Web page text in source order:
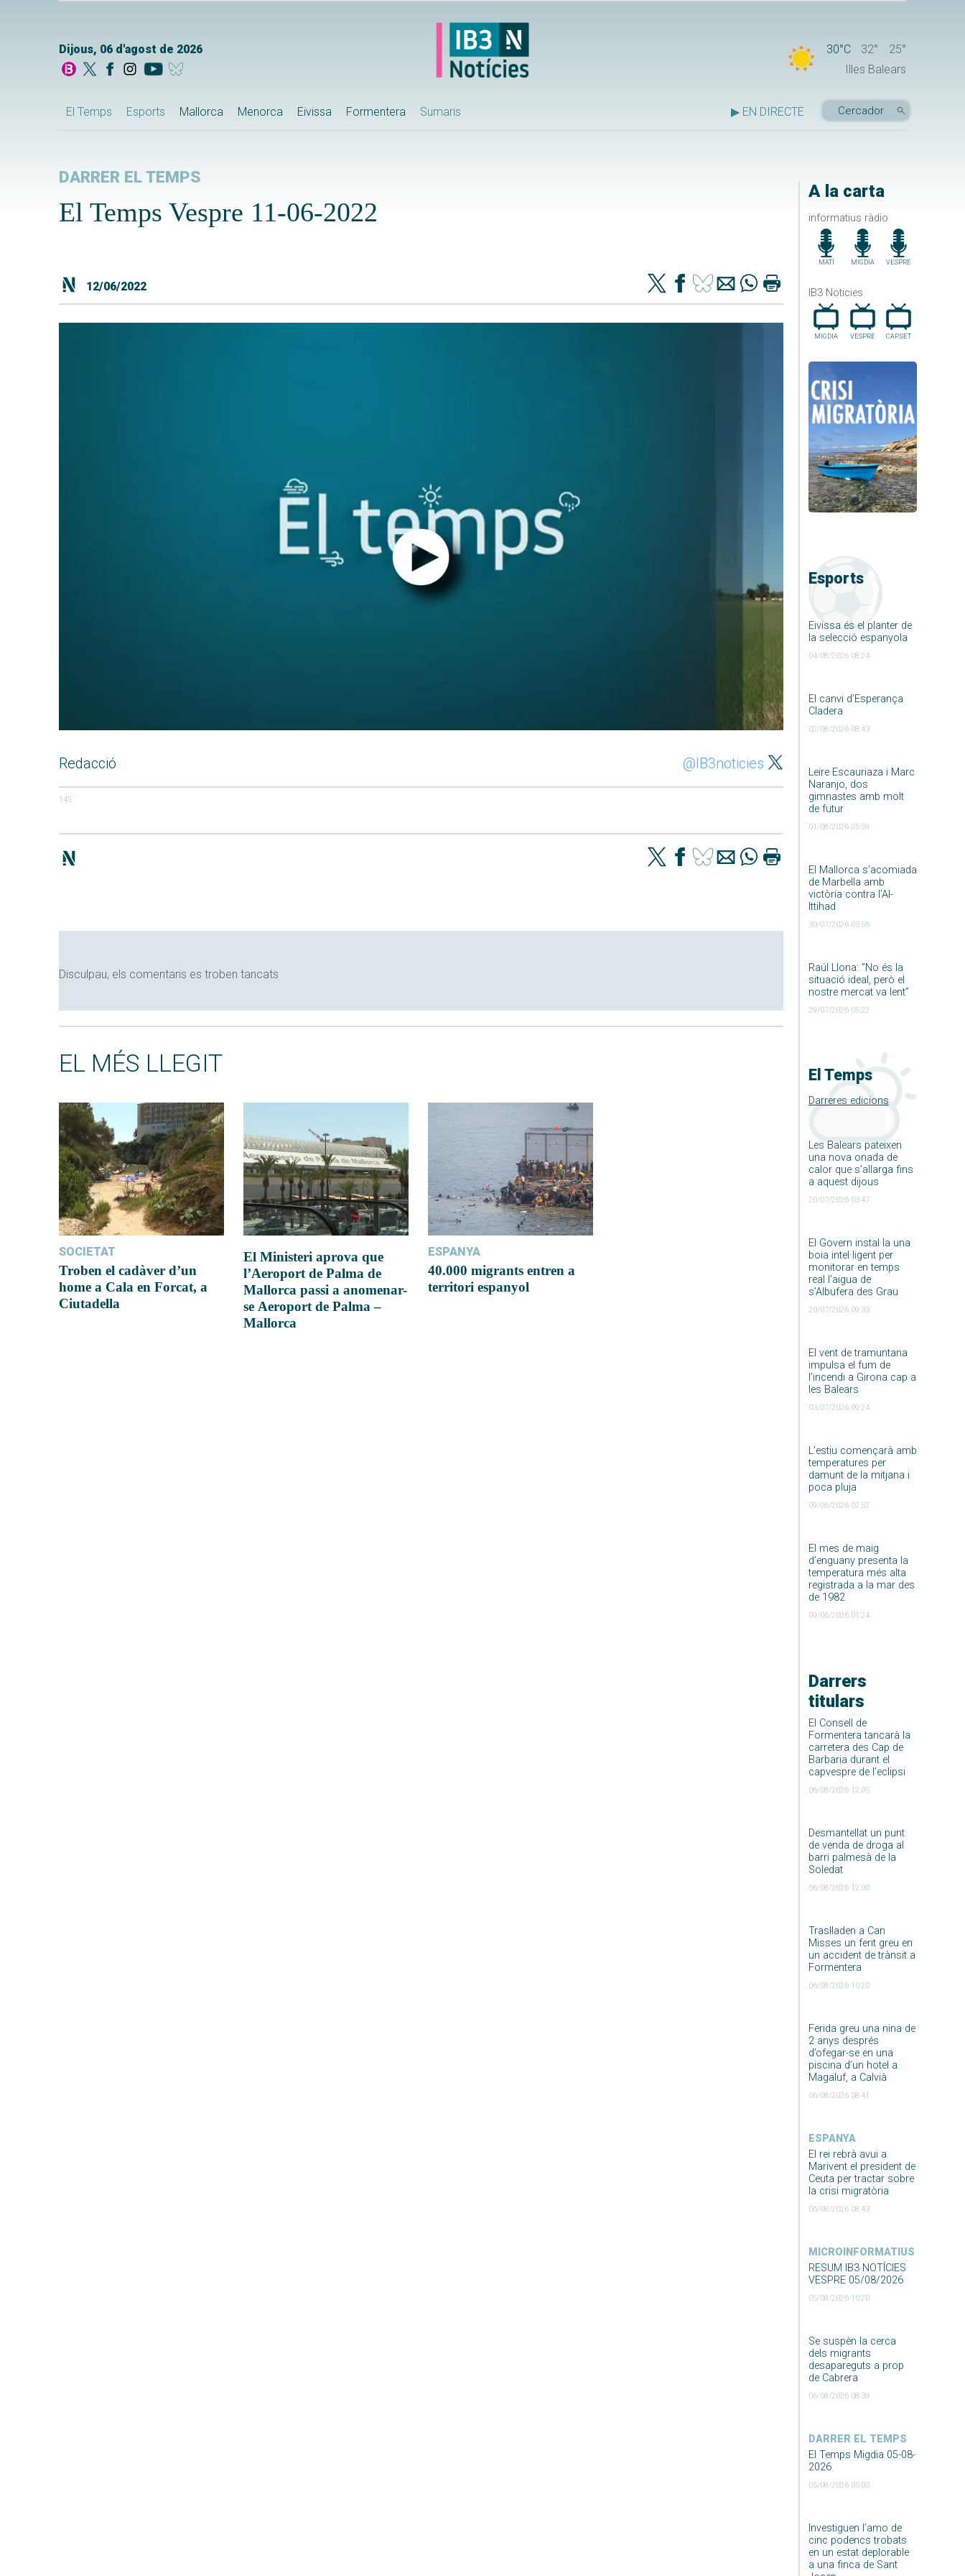
Dijous, 06 d'agost de 2026 30°C 32°
25°
Illes Balears
El Temps Esports Mallorca Menorca Eivissa Formentera Sumaris ▶ EN DIRECTE
A la carta
informatius ràdio
MATÍ MIGDIA VESPRE
IB3 Noticies
MIGDIA VESPRE CAP.SET
Esports
Eivissa és el planter de
la selecció espanyola
04/08/2026 08:24
El canvi d’Esperança
Cladera
02/08/2026 08:43
Leire Escauriaza i Marc
Naranjo, dos
gimnastes amb molt
de futur
01/08/2026 05:59
El Mallorca s’acomiada
de Marbella amb
victòria contra l’Al-
Ittihad
30/07/2026 03:56
Raúl Llona: ”No és la
situació ideal, però el
nostre mercat va lent”
29/07/2026 05:22
El Temps
Darreres edicions
Les Balears pateixen
una nova onada de
calor que s’allarga fins
a aquest dijous
20/07/2026 03:47
El Govern instal·la una
boia intel·ligent per
monitorar en temps
real l’aigua de
s’Albufera des Grau
20/07/2026 09:33
El vent de tramuntana
impulsa el fum de
l’incendi a Girona cap a
les Balears
03/07/2026 09:24
L’estiu començarà amb
temperatures per
damunt de la mitjana i
poca pluja
09/06/2026 02:52
El mes de maig
d’enguany presenta la
temperatura més alta
registrada a la mar des
de 1982
09/06/2026 01:24
Darrers
titulars
El Consell de
Formentera tancarà la
carretera des Cap de
Barbaria durant el
capvespre de l’eclipsi
06/08/2026 12:05
Desmantellat un punt
de venda de droga al
barri palmesà de la
Soledat
06/08/2026 12:00
Traslladen a Can
Misses un ferit greu en
un accident de trànsit a
Formentera
06/08/2026 10:20
Ferida greu una nina de
2 anys després
d’ofegar-se en una
piscina d’un hotel a
Magaluf, a Calvià
06/08/2026 08:41
ESPANYA
El rei rebrà avui a
Marivent el president de
Ceuta per tractar sobre
la crisi migratòria
06/08/2026 08:43
MICROINFORMATIUS
RESUM IB3 NOTÍCIES
VESPRE 05/08/2026
05/08/2026 10:20
Se suspèn la cerca
dels migrants
desapareguts a prop
de Cabrera
06/08/2026 08:39
DARRER EL TEMPS
El Temps Migdia 05-08-
2026
05/08/2026 05:00
Investiguen l’amo de
cinc podencs trobats
en un estat deplorable
a una finca de Sant
DARRER EL TEMPS
El Temps Vespre 11-06-2022
12/06/2022
Redacció @IB3noticies
145
Disculpau, els comentaris es troben tancats
EL MÉS LLEGIT
SOCIETAT
Troben el cadàver d’un
home a Cala en Forcat, a
Ciutadella
El Ministeri aprova que
l’Aeroport de Palma de
Mallorca passi a anomenar-
se Aeroport de Palma –
Mallorca
ESPANYA
40.000 migrants entren a
territori espanyol